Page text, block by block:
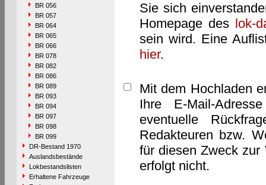
BR 056
BR 057
BR 064
BR 065
BR 066
BR 078
BR 082
BR 086
BR 089
BR 093
BR 094
BR 097
BR 098
BR 099
DR-Bestand 1970
Auslandsbestände
Lokbestandslisten
Erhaltene Fahrzeuge
Sie sich
Homepage des lok-
sein wird. Eine
hier.
Mit dem Hochladen
Ihre E-Mail-
eventuelle
Redakteuren bzw.
für diesen Zweck zur
erfolgt nicht.